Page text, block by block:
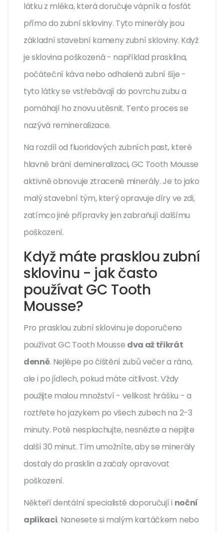
látku z mléka, která doručuje vápník a fosfát
přímo do zubní skloviny. Tyto minerály jsou
základní stavební kameny zubní skloviny. Když
je sklovina poškozená - například prasklina,
počáteční káva nebo odhalená zubní šíje -
tyto látky se vstřebávají do povrchu zubu a
pomáhají ho znovu utěsnit. Tento proces se
nazývá remineralizace.
Na rozdíl od fluoridových zubních past, které
hlavně brání demineralizaci, GC Tooth Mousse
aktivně obnovuje ztracené minerály. Je to jako
malý stavební tým, který opravuje díry ve zdi,
zatímco jiné přípravky jen zabraňují dalšímu
poškození.
Když máte prasklou zubní
sklovinu - jak často
používat GC Tooth
Mousse?
Pro prasklou zubní sklovinu je doporučeno
používat GC Tooth Mousse dva až třikrát
denně. Nejlépe po čištění zubů večer a ráno,
ale i po jídlech, pokud máte citlivost. Vždy
použijte malou množství - velikost hrášku - a
roztřete ho jazykem po všech zubech na 2-3
minuty. Poté nesplachujte, nesnězte a nepijte
další 30 minut. Tím umožníte, aby se minerály
dostaly do prasklin a začaly opravovat
poškození.
Někteří dentální specialisté doporučují i noční
aplikaci. Nanesete si malým kartáčkem nebo